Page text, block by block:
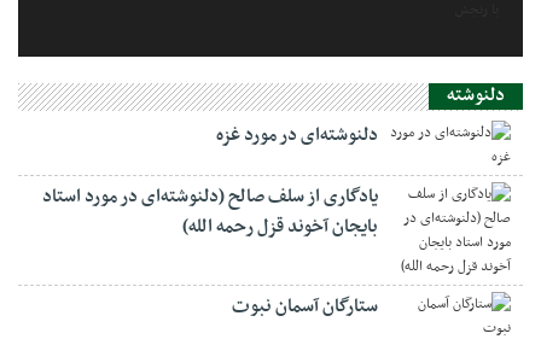
دلنوشته
دلنوشته‌ای در مورد غزه
یادگاری از سلف صالح (دلنوشته‌ای در مورد استاد
بایجان آخوند قزل رحمه الله)
ستارگان آسمان نبوت